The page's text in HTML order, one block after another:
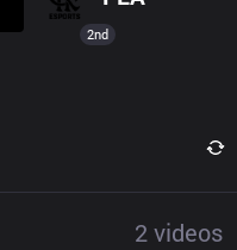
2nd
2 videos